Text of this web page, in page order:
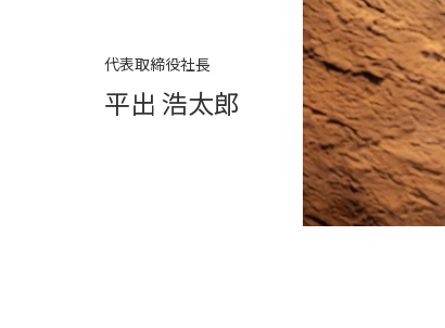
代表取締役社長
平出 浩太郎